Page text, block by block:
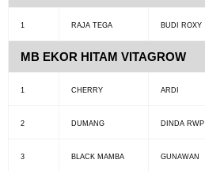
1 RAJA TEGA BUDI ROXY
MB EKOR HITAM VITAGROW
1 CHERRY ARDI
2 DUMANG DINDA RWP
3 BLACK MAMBA GUNAWAN